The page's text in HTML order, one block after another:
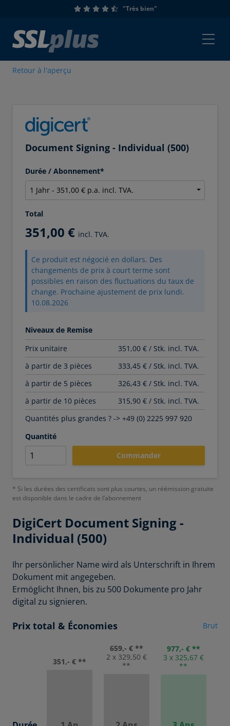
"Très bien"
Retour à l'aperçu
DigiCert Document Signing -
Individual (500)
Ihr persönlicher Name wird als Unterschrift in Ihrem
Dokument mit angegeben.
Ermöglicht Ihnen, bis zu 500 Dokumente pro Jahr
digital zu signieren.
Prix total & Économies Brut
351,- € **
659,- € **
2 x 329,50 €
**
977,- € **
3 x 325,67 €
**
Document Signing - Individual (500)
Durée / Abonnement*
Total
351,00 € incl. TVA.
Ce produit est négocié en dollars. Des
changements de prix à court terme sont
possibles en raison des fluctuations du taux de
change. Prochaine ajustement de prix lundi.
10.08.2026
Niveaux de Remise
Prix unitaire
351,00 € / Stk. incl. TVA.
à partir de 3 pièces
333,45 € / Stk. incl. TVA.
à partir de 5 pièces
326,43 € / Stk. incl. TVA.
à partir de 10 pièces
315,90 € / Stk. incl. TVA.
Quantités plus grandes ? -> +49 (0) 2225 997 920
Quantité
Commander
* Si les durées des certificats sont plus courtes, un réémission gratuite
est disponible dans le cadre de l’abonnement